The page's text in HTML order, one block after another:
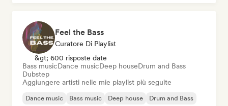
Feel the Bass
Curatore Di Playlist
&gt; 600 risposte date
Bass musicDance musicDeep houseDrum and Bass
Dubstep
Aggiungere artisti nelle mie playlist più seguite
Dance music Bass music Deep house
Drum and Bass